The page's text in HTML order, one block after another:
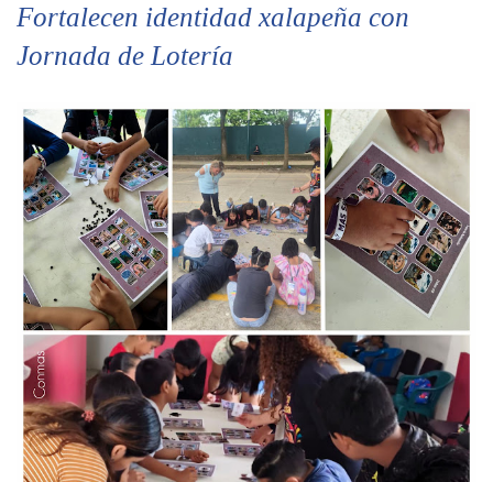
Fortalecen identidad xalapeña con
Jornada de Lotería